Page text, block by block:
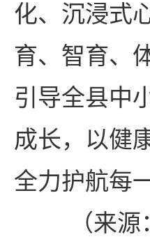
化、沉浸式
育、智育、
引导全县中
成长，以健
全力护航每
（来